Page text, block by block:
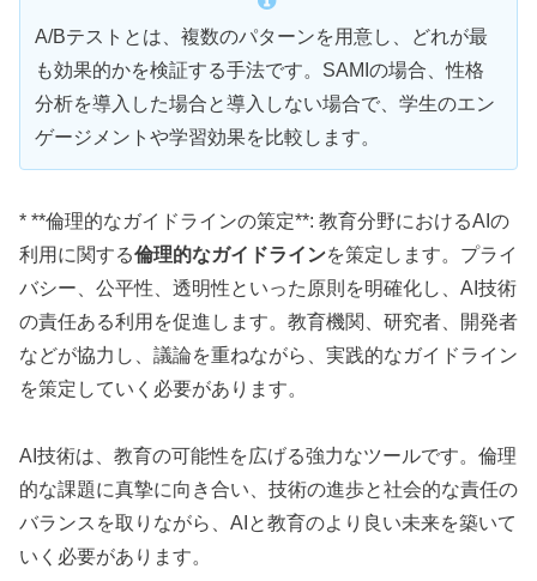
A/Bテストとは、複数のパターンを用意し、どれが最
も効果的かを検証する手法です。SAMIの場合、性格
分析を導入した場合と導入しない場合で、学生のエン
ゲージメントや学習効果を比較します。
* **倫理的なガイドラインの策定**: 教育分野におけるAIの
利用に関する倫理的なガイドラインを策定します。プライ
バシー、公平性、透明性といった原則を明確化し、AI技術
の責任ある利用を促進します。教育機関、研究者、開発者
などが協力し、議論を重ねながら、実践的なガイドライン
を策定していく必要があります。
AI技術は、教育の可能性を広げる強力なツールです。倫理
的な課題に真摯に向き合い、技術の進歩と社会的な責任の
バランスを取りながら、AIと教育のより良い未来を築いて
いく必要があります。